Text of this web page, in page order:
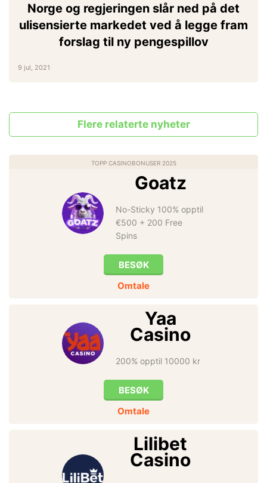
Norge og regjeringen slår ned på det
ulisensierte markedet ved å legge fram
forslag til ny pengespillov
9 jul, 2021
Flere relaterte nyheter
TOPP CASINOBONUSER 2025
Goatz
No-Sticky 100% opptil
€500 + 200 Free
Spins
BESØK
Omtale
Yaa
Casino
200% opptil 10000 kr
BESØK
Omtale
Lilibet
Casino